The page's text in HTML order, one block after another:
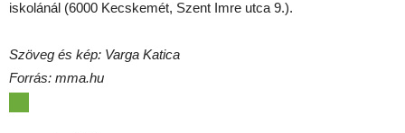
iskolánál (6000 Kecskemét, Szent Imre utca 9.).
Szöveg és kép: Varga Katica
Forrás: mma.hu